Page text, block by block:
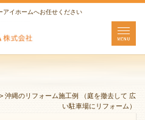
アイホームへお任せください
> 沖縄のリフォーム施工例 （庭を撤去して 広
い駐車場にリフォーム）